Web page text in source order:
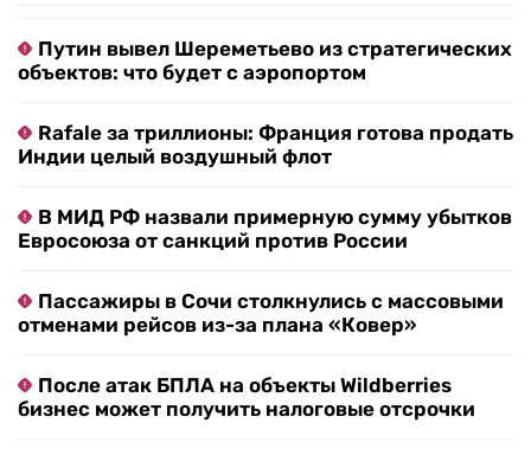
Путин вывел Шереметьево из стратегических
объектов: что будет с аэропортом
Rafale за триллионы: Франция готова продать
Индии целый воздушный флот
В МИД РФ назвали примерную сумму убытков
Евросоюза от санкций против России
Пассажиры в Сочи столкнулись с массовыми
отменами рейсов из-за плана «Ковер»
После атак БПЛА на объекты Wildberries
бизнес может получить налоговые отсрочки